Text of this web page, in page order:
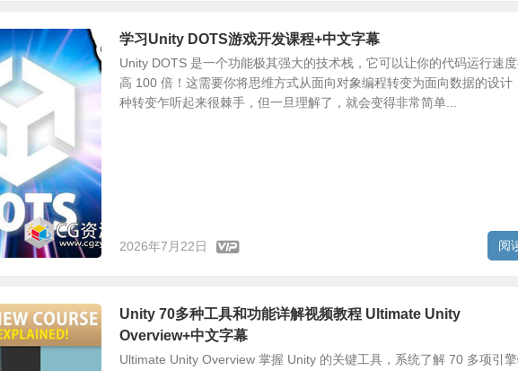
学习Unity DOTS游戏开发课程+中文字幕
Unity DOTS 是一个功能极其强大的技术栈，它可以让你的代码运行速
高 100 倍！这需要你将思维方式从面向对象编程转变为面向数据的设计
种转变乍听起来很棘手，但一旦理解了，就会变得非常简单...
2026年7月22日 阅
Unity 70多种工具和功能详解视频教程 Ultimate Unity
Overview+中文字幕
Ultimate Unity Overview 掌握 Unity 的关键工具，系统了解 70 多项引